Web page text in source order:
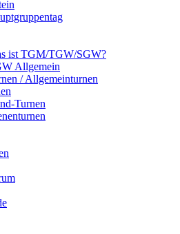
ist TGM/TGW/SGW?
Allgemein
/ Allgemeinturnen
Turnen